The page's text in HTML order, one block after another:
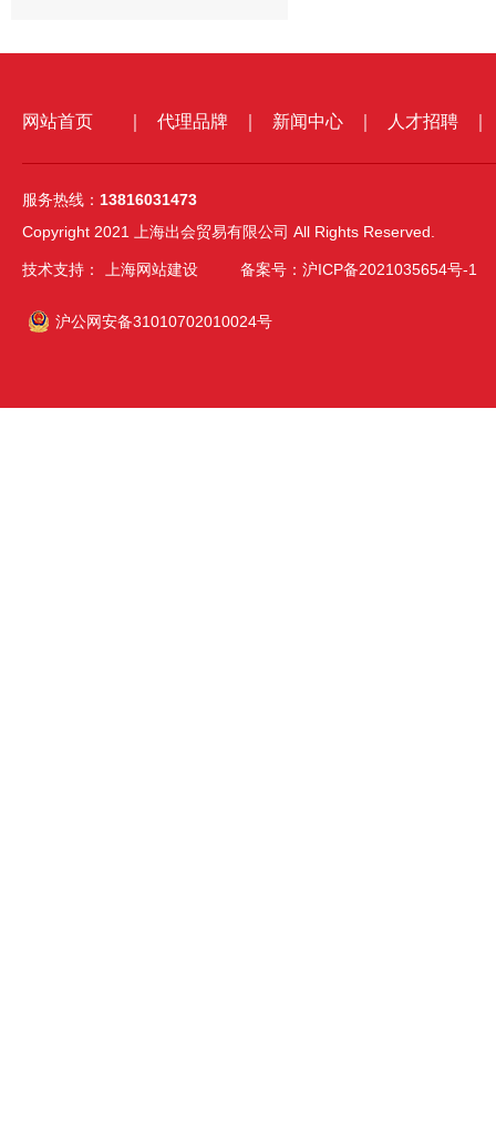
网站首页 代理品牌 新闻中心 人才招聘
服务热线： 13816031473
Copyright 2021 上海出会贸易有限公司 All Rights Reserved.
技术支持： 上海网站建设 备案号：沪ICP备2021035654号-1
沪公网安备31010702010024号